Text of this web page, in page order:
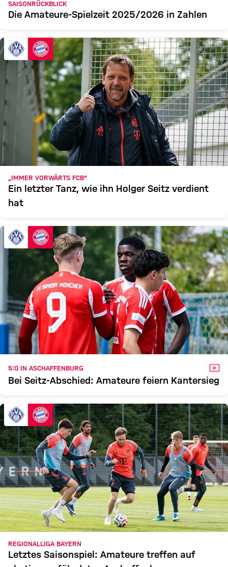
SAISONRÜCKBLICK
Die Amateure-Spielzeit 2025/2026 in Zahlen
„IMMER VORWÄRTS FCB“
Ein letzter Tanz, wie ihn Holger Seitz verdient
hat
5:0 IN ASCHAFFENBURG
Bei Seitz-Abschied: Amateure feiern Kantersieg
REGIONALLIGA BAYERN
Letztes Saisonspiel: Amateure treffen auf